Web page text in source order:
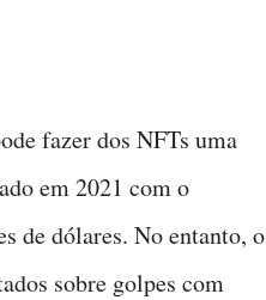
fazer dos NFTs uma
em 2021 com o
de dólares. No entanto, o
sobre golpes com